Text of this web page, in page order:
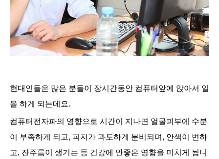
현대인들은 많은 분들이 장시간동안 컴퓨터앞에 앉아서 일
을 하게 되는데요.
컴퓨터전자파의 영향으로 시간이 지나면 얼굴피부에 수분
이 부족하게 되고, 피지가 과도하게 분비되며, 안색이 변하
고, 잔주름이 생기는 등 건강에 안좋은 영향을 미치게 됩니